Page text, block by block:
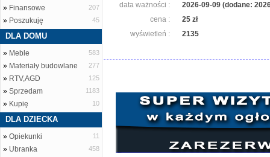
» Finansowe 207
» Poszukuję 45
DLA DOMU
» Meble 583
» Materiały budowlane 277
» RTV,AGD 125
» Sprzedam 1183
» Kupię 10
DLA DZIECKA
» Opiekunki 11
» Ubranka 458
data ważności :
2026-09-09 (dodane:
cena :
25 zł
wyświetleń :
2135